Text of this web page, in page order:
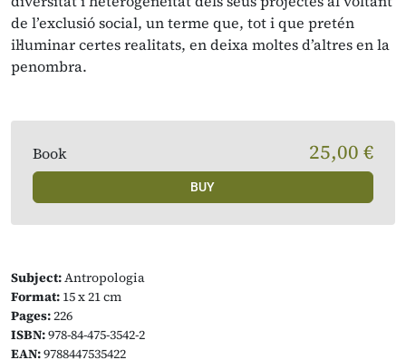
de l’exclusió social, un terme que, tot i que pretén
il·luminar certes realitats, en deixa moltes d’altres en la
penombra.
Subject:Antropologia
Format: 15 x 21 cm
Pages:226
ISBN:978-84-475-3542-2
EAN:9788447535422
Book 25,00 €
BUY